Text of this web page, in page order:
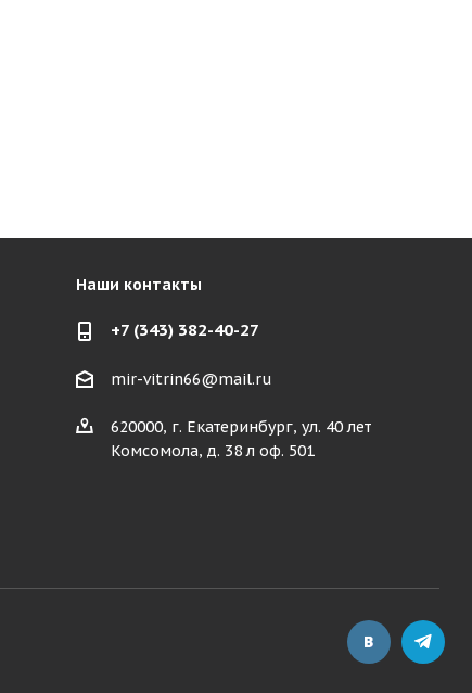
Наши контакты
+7 (343) 382-40-27
mir-vitrin66@mail.ru
620000, г. Екатеринбург, ул. 40 лет
Комсомола, д. 38 л оф. 501